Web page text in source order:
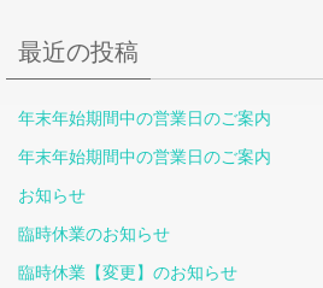
最近の投稿
年末年始期間中の営業日のご案内
年末年始期間中の営業日のご案内
お知らせ
臨時休業のお知らせ
臨時休業【変更】のお知らせ